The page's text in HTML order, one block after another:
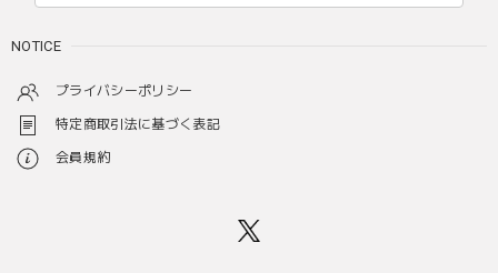
NOTICE
プライバシーポリシー
特定商取引法に基づく表記
会員規約